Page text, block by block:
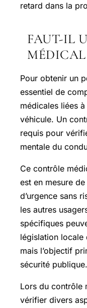
retard dans la
FAUT-IL
MÉDICAL
Pour obtenir un
essentiel de
médicales liées
véhicule. Un
requis pour
mentale du
Ce contrôle
est en mesure
d’urgence sans
les autres
spécifiques
législation locale
mais l’objectif
sécurité publique.
Lors du contrôle
vérifier divers